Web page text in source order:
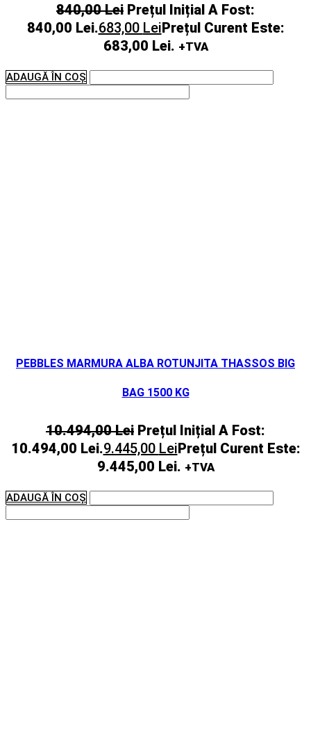
840,00Lei Prețul Inițial A Fost:
840,00 Lei.683,00 LeiPrețul Curent Este:
683,00 Lei. +TVA
ADAUGĂ ÎN COȘ
PEBBLES MARMURA ALBA ROTUNJITA THASSOS BIG
BAG 1500 KG
10.494,00Lei Prețul Inițial A Fost:
10.494,00 Lei.9.445,00 LeiPrețul Curent Este:
9.445,00 Lei. +TVA
ADAUGĂ ÎN COȘ